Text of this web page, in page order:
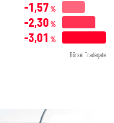
-1,57 %
-2,30 %
-3,01 %
Börse: Tradegate